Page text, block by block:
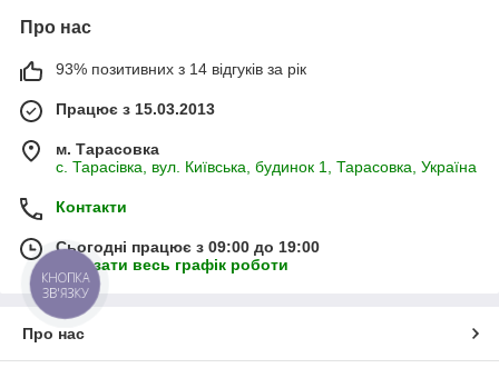
Про нас
93% позитивних з 14 відгуків за рік
Працює з 15.03.2013
м. Тарасовка
с. Тарасівка, вул. Київська, будинок 1, Тарасовка, Україна
Контакти
Сьогодні працює з 09:00 до 19:00
Показати весь графік роботи
Про нас
КНОПКА
ЗВ'ЯЗКУ